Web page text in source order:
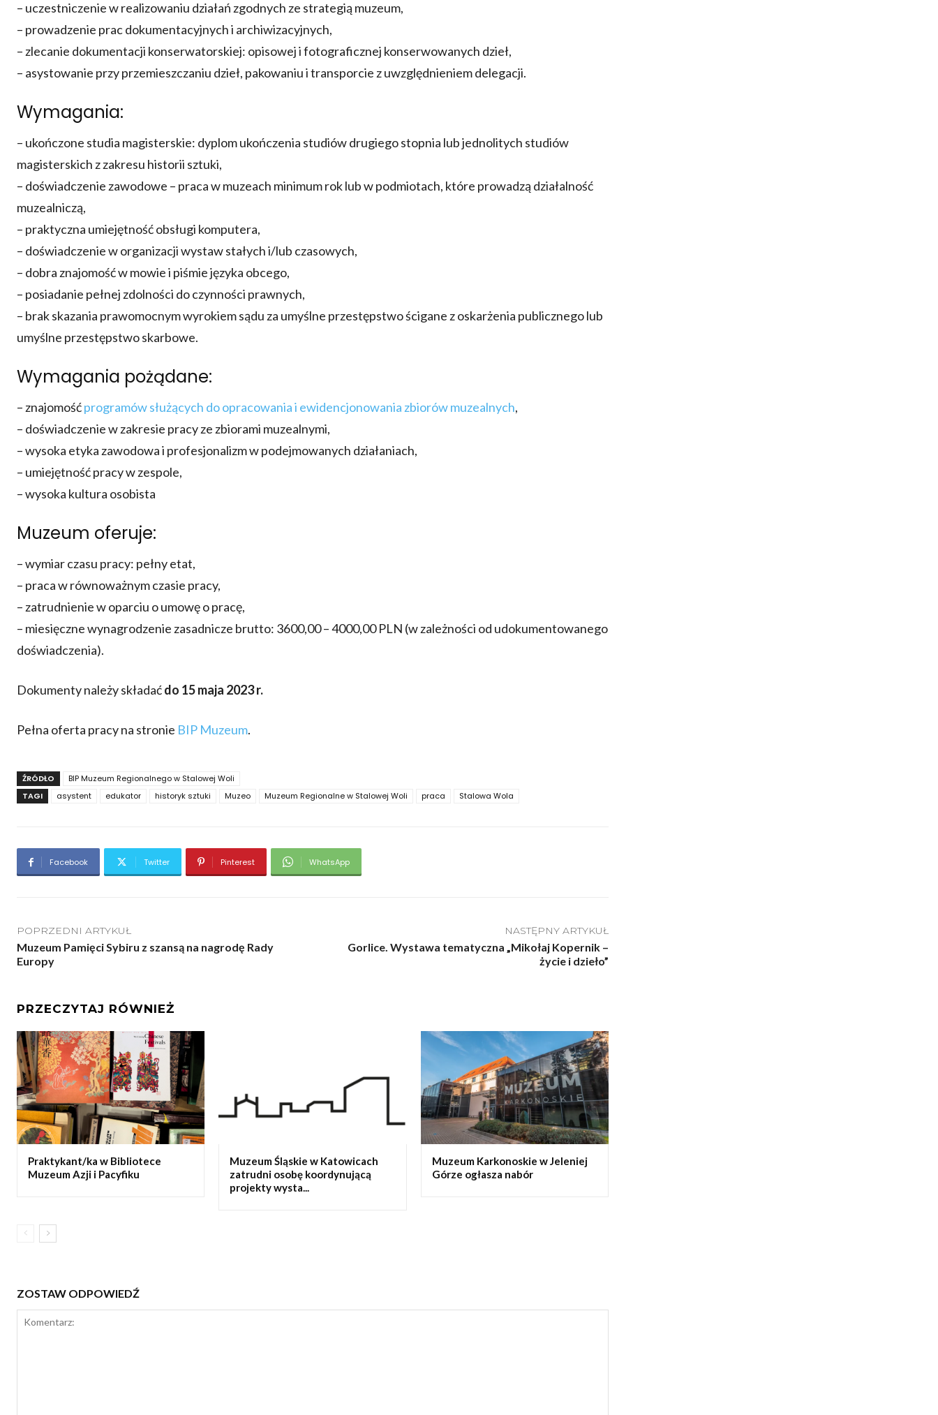
– uczestniczenie w realizowaniu działań zgodnych ze strategią muzeum,
– prowadzenie prac dokumentacyjnych i archiwizacyjnych,
– zlecanie dokumentacji konserwatorskiej: opisowej i fotograficznej konserwowanych dzieł,
– asystowanie przy przemieszczaniu dzieł, pakowaniu i transporcie z uwzględnieniem delegacji.
Wymagania:
– ukończone studia magisterskie: dyplom ukończenia studiów drugiego stopnia lub jednolitych studiów
magisterskich z zakresu historii sztuki,
– doświadczenie zawodowe – praca w muzeach minimum rok lub w podmiotach, które prowadzą działalność
muzealniczą,
– praktyczna umiejętność obsługi komputera,
– doświadczenie w organizacji wystaw stałych i/lub czasowych,
– dobra znajomość w mowie i piśmie języka obcego,
– posiadanie pełnej zdolności do czynności prawnych,
– brak skazania prawomocnym wyrokiem sądu za umyślne przestępstwo ścigane z oskarżenia publicznego lub
umyślne przestępstwo skarbowe.
Wymagania pożądane:
– znajomośćprogramów służących do opracowania i ewidencjonowania zbiorów muzealnych,
– doświadczenie w zakresie pracy ze zbiorami muzealnymi,
– wysoka etyka zawodowa i profesjonalizm w podejmowanych działaniach,
– umiejętność pracy w zespole,
– wysoka kultura osobista
Muzeum oferuje:
– wymiar czasu pracy: pełny etat,
– praca w równoważnym czasie pracy,
– zatrudnienie w oparciu o umowę o pracę,
– miesięczne wynagrodzenie zasadnicze brutto: 3600,00 – 4000,00 PLN (w zależności od udokumentowanego
doświadczenia).
Dokumenty należy składaćdo 15 maja 2023 r.
Pełna oferta pracy na stronie BIP Muzeum.
ŹRÓDŁO
BIP Muzeum Regionalnego w Stalowej Woli
TAGI
asystent edukator historyk sztuki Muzeo Muzeum Regionalne w Stalowej Woli praca Stalowa Wola
Facebook Twitter Pinterest WhatsApp
POPRZEDNI ARTYKUŁ
Muzeum Pamięci Sybiru z szansą na nagrodę Rady
Europy
NASTĘPNY ARTYKUŁ
Gorlice. Wystawa tematyczna „Mikołaj Kopernik –
życie i dzieło”
PRZECZYTAJ RÓWNIEŻ
Praktykant/ka w Bibliotece
Muzeum Azji i Pacyfiku
Muzeum Śląskie w Katowicach
zatrudni osobę koordynującą
projekty wysta...
Muzeum Karkonoskie w Jeleniej
Górze ogłasza nabór
ZOSTAW ODPOWIEDŹ